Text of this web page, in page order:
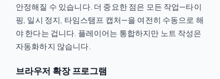
안정해질 수 있습니다. 더 중요한 점은 모든 작업—타이
핑, 일시 정지, 타임스탬프 캡처—을 여전히 수동으로 해
야 한다는 겁니다. 플레이어는 통합하지만 노트 작성은
자동화하지 않습니다.
브라우저 확장 프로그램